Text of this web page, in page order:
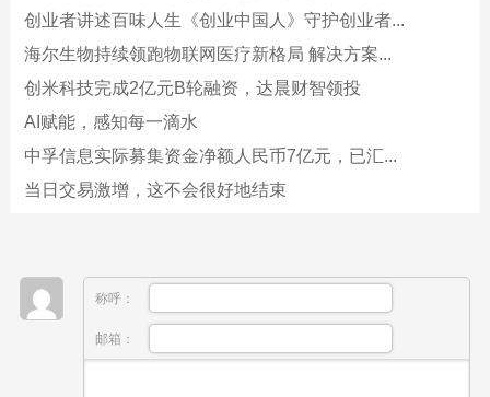
创业者讲述百味人生《创业中国人》守护创业者...
海尔生物持续领跑物联网医疗新格局 解决方案...
创米科技完成2亿元B轮融资，达晨财智领投
AI赋能，感知每一滴水
中孚信息实际募集资金净额人民币7亿元，已汇...
当日交易激增，这不会很好地结束
称呼：
邮箱：